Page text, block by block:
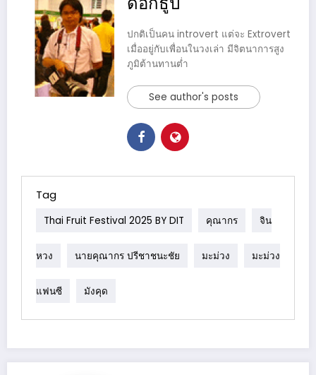
ปกติเป็นคน introvert แต่จะ Extrovert
เมื่ออยู่กับเพื่อนในวงเล่า มีจิตนาการสูง
ภูมิต้านทานต่ำ
See author's posts
Tag
Thai Fruit Festival 2025 BY DIT คุณากร จิน
หวง นายคุณากร ปรีชาชนะชัย มะม่วง มะม่วง
แฟนซี มังคุด